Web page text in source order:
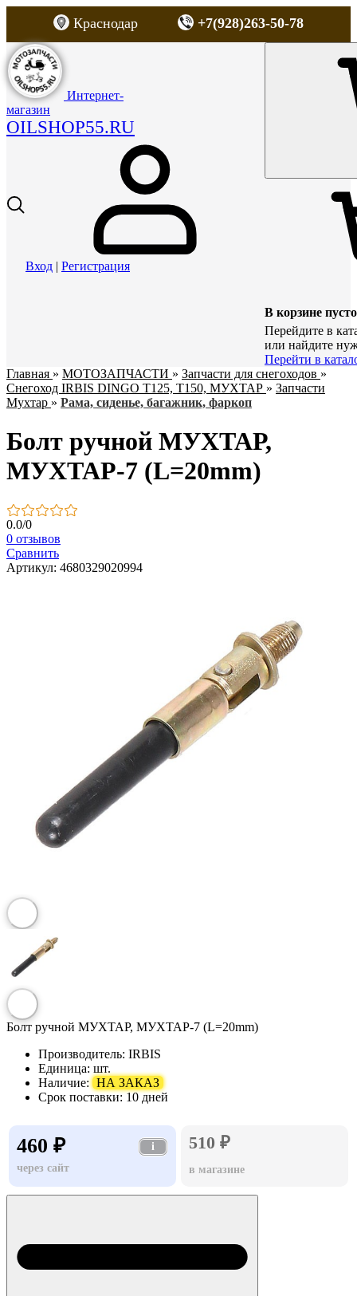
Краснодар +7(928)263-50-78
Интернет-
магазин
OILSHOP55.RU
Вход | Регистрация
В корзине пусто
Перейдите в
или найдите
Перейти в
Главная » МОТОЗАПЧАСТИ » Запчасти для снегоходов »
Снегоход IRBIS DINGO T125, Т150, МУХТАР » Запчасти
Мухтар » Рама, сиденье, багажник, фаркоп
Болт ручной МУХТАР,
МУХТАР-7 (L=20mm)
0.0/0
0 отзывов
Сравнить
Артикул: 4680329020994
Болт ручной МУХТАР, МУХТАР-7 (L=20mm)
Производитель: IRBIS
Единица: шт.
Наличие: НА ЗАКАЗ
Срок поставки: 10 дней
460 ₽
i
через сайт
510 ₽
в магазине